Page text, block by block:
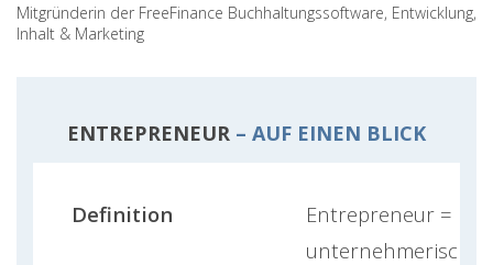
Mitgründerin der FreeFinance Buchhaltungssoftware, Entwicklung,
Inhalt & Marketing
ENTREPRENEUR – AUF EINEN BLICK
Definition
Entrepreneur =
unternehmerisch